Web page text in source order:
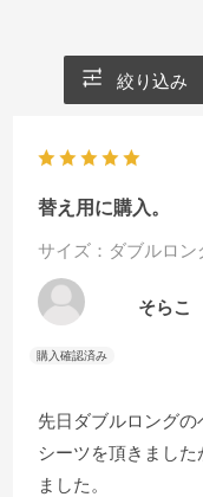
絞り込み
替え用に購入。
サイズ：ダブルロン
そらこ
先日ダブルロング
シーツを頂きまし
ました。